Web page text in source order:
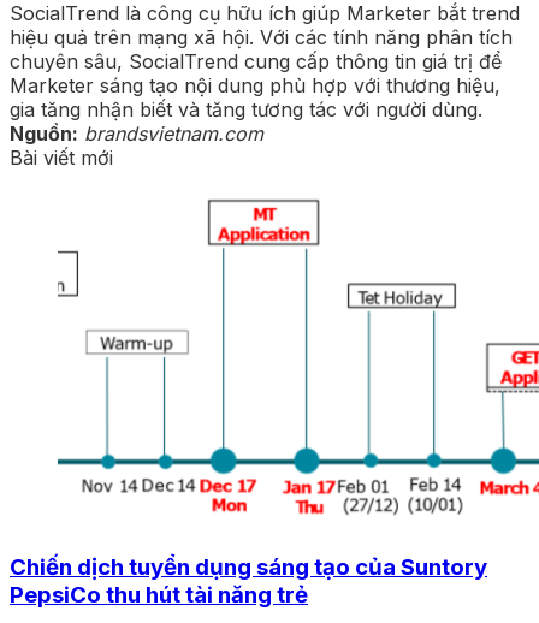
SocialTrend là công cụ hữu ích giúp Marketer bắt trend
hiệu quả trên mạng xã hội. Với các tính năng phân tích
chuyên sâu, SocialTrend cung cấp thông tin giá trị để
Marketer sáng tạo nội dung phù hợp với thương hiệu,
gia tăng nhận biết và tăng tương tác với người dùng.
Nguồn: brandsvietnam.com
Bài viết mới
Chiến dịch tuyển dụng sáng tạo của Suntory
PepsiCo thu hút tài năng trẻ